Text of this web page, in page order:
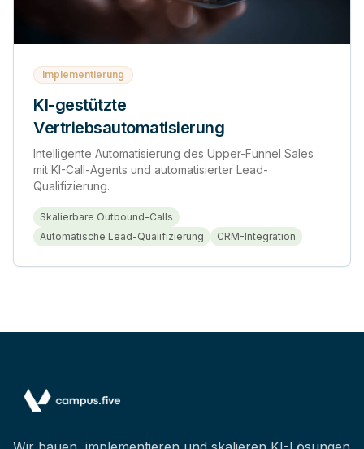
Implementierung
KI-gestützte
Vertriebsautomatisierung
Intelligente Automatisierung des Upper-Funnel Sales
mit KI-Call-Agents und automatisierter Lead-
Qualifizierung.
Skalierbare Outbound-Calls
Automatische Lead-Qualifizierung
CRM-Integration